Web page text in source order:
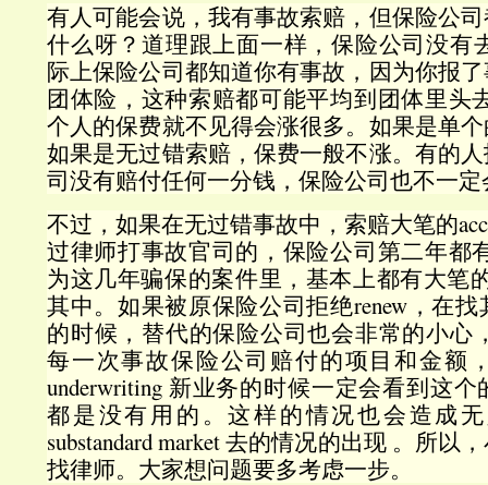
有人可能会说，我有事故索赔，但保险公
什么呀？道理跟上面一样，保险公司没有
际上保险公司都知道你有事故，因为你报
团体险，这种索赔都可能平均到团体里头
个人的保费就不见得会涨很多。如果是单
如果是无过错索赔，保费一般不涨。有的
司没有赔付任何一分钱，保险公司也不一
不过，如果在无过错事故中，索赔大笔的
过律师打事故官司的，保险公司第二年都
为这几年骗保的案件里，基本上都有大笔
其中。如果被原保险公司拒绝renew，在
的时候，替代的保险公司也会非常的小心
每一次事故保险公司赔付的项目和金额
underwriting 新业务的时候一定会看到这
都是没有用的。这样的情况也会造成
substandard market 去的情况的出现 。所以
找律师。大家想问题要多考虑一步。